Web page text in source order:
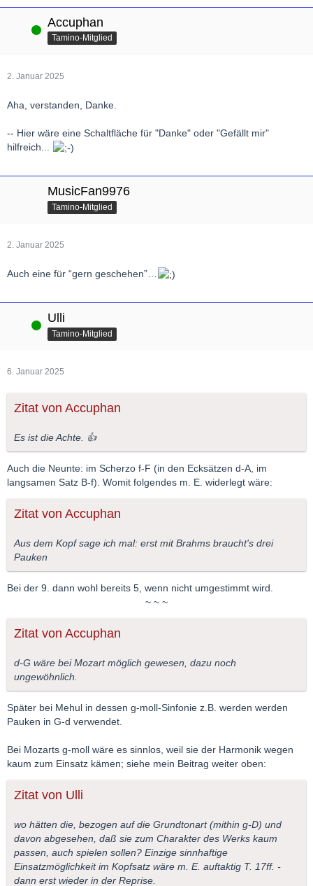
Online Accuphan
Tamino-Mitglied
2. Januar 2025
Aha, verstanden, Danke.
-- Hier wäre eine Schaltfläche für "Danke" oder "Gefällt mir"
hilfreich...
MusicFan9976
Tamino-Mitglied
2. Januar 2025
Auch eine für “gern geschehen”…
Online Ulli
Tamino-Mitglied
6. Januar 2025
Zitat von Accuphan
Es ist die Achte. 👍
Auch die Neunte: im Scherzo f-F (in den Ecksätzen d-A, im
langsamen Satz B-f). Womit folgendes m. E. widerlegt wäre:
Zitat von Accuphan
Aus dem Kopf sage ich mal: erst mit Brahms braucht's drei
Pauken
Bei der 9. dann wohl bereits 5, wenn nicht umgestimmt wird.
~ ~ ~
Zitat von Accuphan
d-G wäre bei Mozart möglich gewesen, dazu noch
ungewöhnlich.
Später bei Mehul in dessen g-moll-Sinfonie z.B. werden werden
Pauken in G-d verwendet.
Bei Mozarts g-moll wäre es sinnlos, weil sie der Harmonik wegen
kaum zum Einsatz kämen; siehe mein Beitrag weiter oben:
Zitat von Ulli
wo hätten die, bezogen auf die Grundtonart (mithin g-D) und
davon abgesehen, daß sie zum Charakter des Werks kaum
passen, auch spielen sollen? Einzige sinnhaftige
Einsatzmöglichkeit im Kopfsatz wäre m. E. auftaktig T. 17ff. -
dann erst wieder in der Reprise.